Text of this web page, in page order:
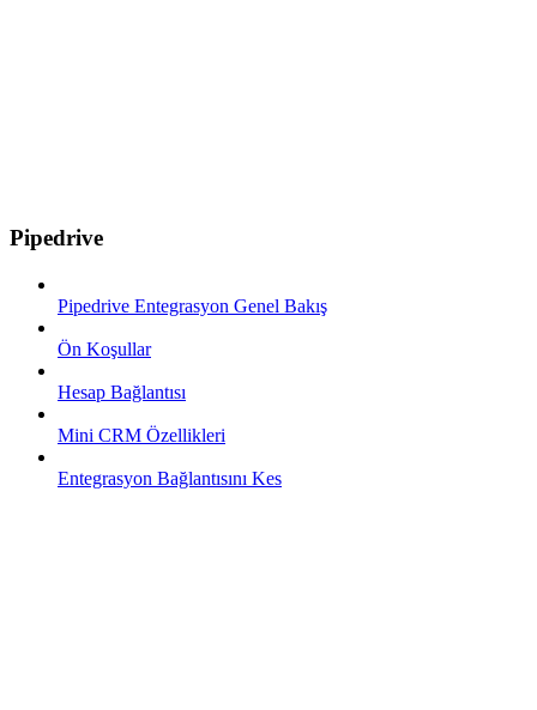
Pipedrive
Pipedrive Entegrasyon Genel Bakış
Ön Koşullar
Hesap Bağlantısı
Mini CRM Özellikleri
Entegrasyon Bağlantısını Kes